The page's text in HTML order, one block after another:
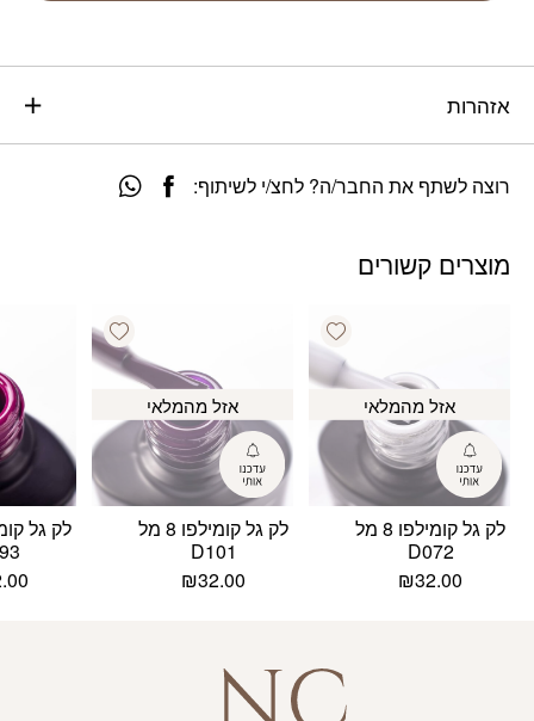
אזהרות
רוצה לשתף את החבר/ה? לחצ/י לשיתוף:
מוצרים קשורים
Add wishlist
אזל מהמלאי
לק גל קומילפו 8 מל
D072
₪32.00
Add wishlist
אזל מהמלאי
לק גל קומילפו 8 מל
D101
₪32.00